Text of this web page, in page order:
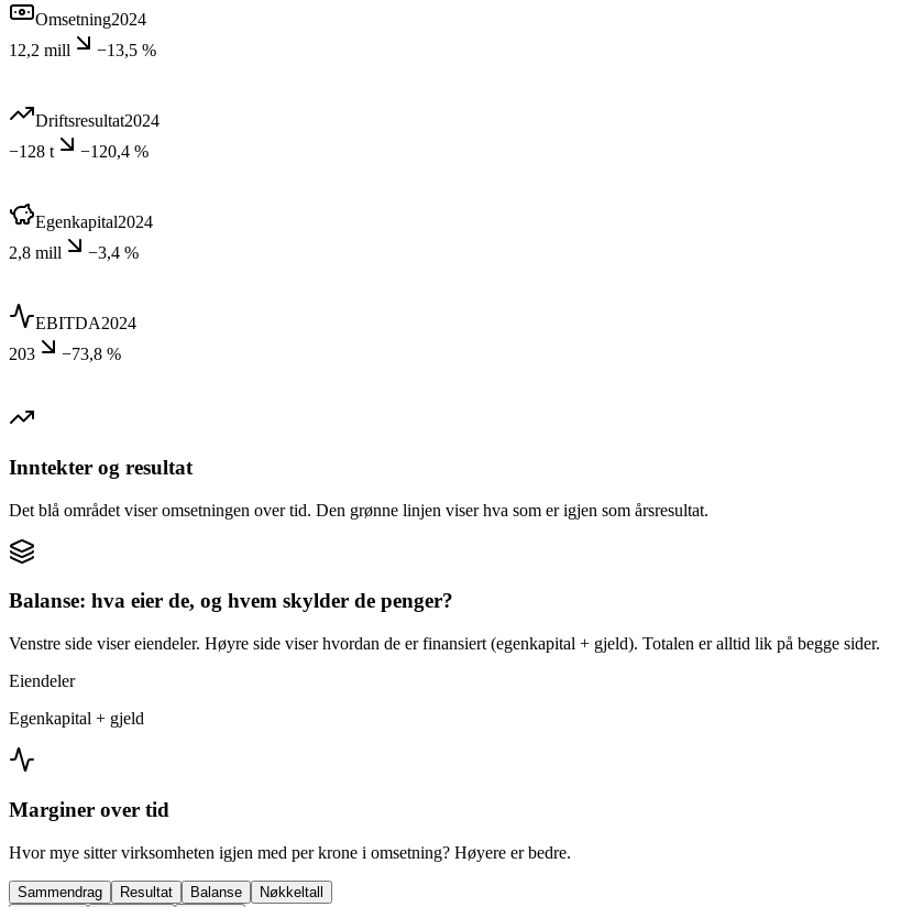
Omsetning2024
12,2 mill
−13,5 %
Driftsresultat2024
−128 t
−120,4 %
Egenkapital2024
2,8 mill
−3,4 %
EBITDA2024
203
−73,8 %
Inntekter og resultat
Det blå området viser omsetningen over tid. Den grønne linjen viser hva som er igjen som årsresultat.
Balanse: hva eier de, og hvem skylder de penger?
Venstre side viser eiendeler. Høyre side viser hvordan de er finansiert (egenkapital + gjeld). Totalen er alltid lik på begge sider.
Eiendeler
Egenkapital + gjeld
Marginer over tid
Hvor mye sitter virksomheten igjen med per krone i omsetning? Høyere er bedre.
Sammendrag Resultat Balanse
Nøkkeltall